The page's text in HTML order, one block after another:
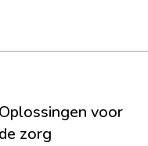
Oplossingen voor
de zorg